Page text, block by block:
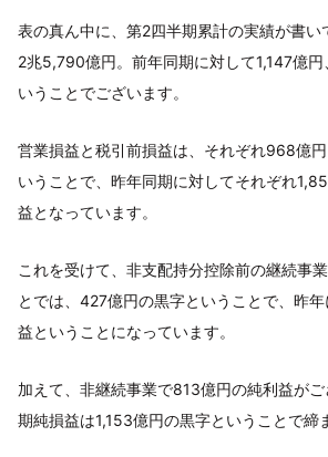
表の真ん中に、第2四半期累計の実績が書い
2兆5,790億円。前年同期に対して1,147億
いうことでございます。
営業損益と税引前損益は、それぞれ968億
いうことで、昨年同期に対してそれぞれ
益となっています。
これを受けて、非支配持分控除前の継続事
とでは、427億円の黒字ということで、昨
益ということになっています。
加えて、非継続事業で813億円の純利益が
期純損益は1,153億円の黒字ということで締